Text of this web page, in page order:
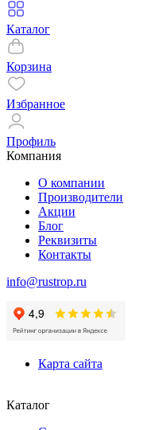
Каталог
Корзина
Избранное
Профиль
Компания
О компании
Производители
Акции
Блог
Реквизиты
Контакты
info@rustrop.ru
Карта сайта
Каталог